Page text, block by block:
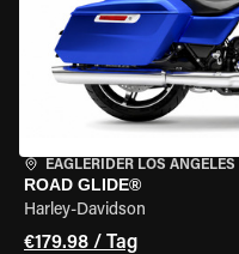
EAGLERIDER LOS ANGELES
ROAD GLIDE®
Harley-Davidson
€179.98 / Tag